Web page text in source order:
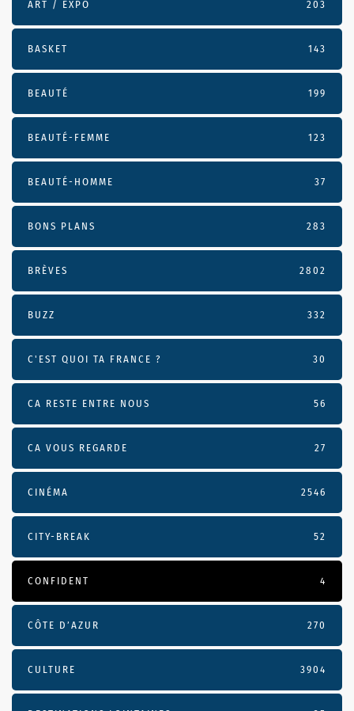
ART / EXPO 203
BASKET 143
BEAUTÉ 199
BEAUTÉ-FEMME 123
BEAUTÉ-HOMME 37
BONS PLANS 283
BRÈVES 2802
BUZZ 332
C'EST QUOI TA FRANCE ? 30
CA RESTE ENTRE NOUS 56
CA VOUS REGARDE 27
CINÉMA 2546
CITY-BREAK 52
CONFIDENT 4
CÔTE D’AZUR 270
CULTURE 3904